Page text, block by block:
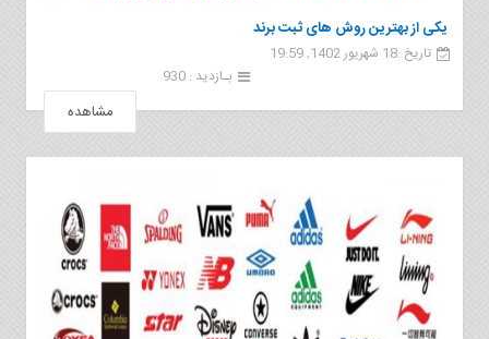
یکی از بهترین روش های ثبت برند
تاریخ :18 شهریور 1402, 19:59
بـازدید : 930
مشاهده